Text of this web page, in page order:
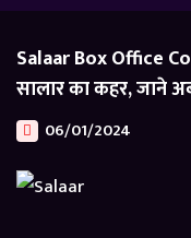
Salaar Box Office
सालार का कहर, जाने
06/01/2024